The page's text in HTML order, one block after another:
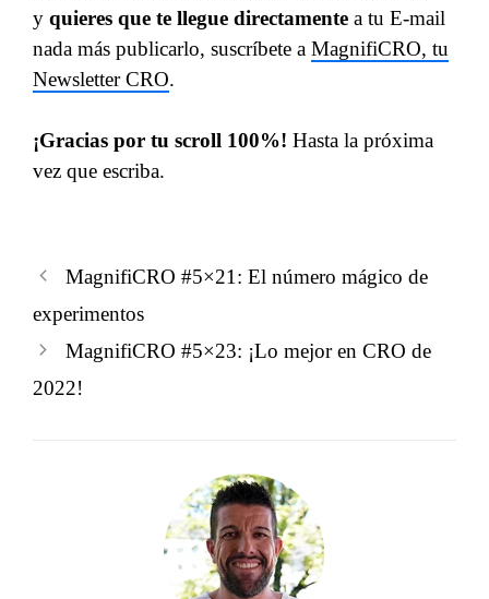
y quieres que te llegue directamente a tu E-mail
nada más publicarlo, suscríbete a MagnifiCRO, tu
Newsletter CRO.
¡Gracias por tu scroll 100%! Hasta la próxima
vez que escriba.
MagnifiCRO #5×21: El número mágico de
experimentos
MagnifiCRO #5×23: ¡Lo mejor en CRO de
2022!